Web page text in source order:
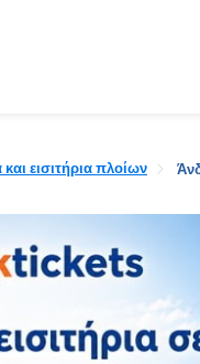
εισιτήρια πλοίων